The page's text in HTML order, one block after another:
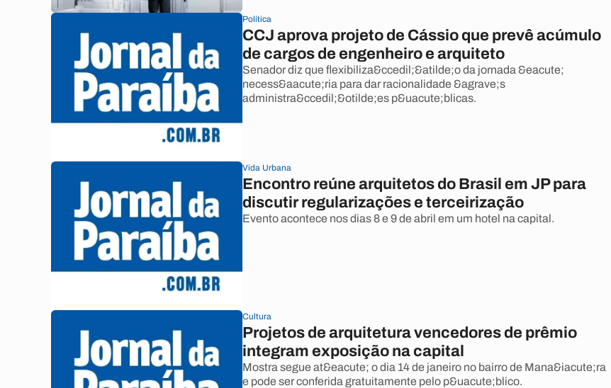
Política
CCJ aprova projeto de Cássio que prevê acúmulo
de cargos de engenheiro e arquiteto
Senador diz que flexibiliza&ccedil;&atilde;o da jornada &eacute;
necess&aacute;ria para dar racionalidade &agrave;s
administra&ccedil;&otilde;es p&uacute;blicas.
Vida Urbana
Encontro reúne arquitetos do Brasil em JP para
discutir regularizações e terceirização
Evento acontece nos dias 8 e 9 de abril em um hotel na capital.
Cultura
Projetos de arquitetura vencedores de prêmio
integram exposição na capital
Mostra segue at&eacute; o dia 14 de janeiro no bairro de Mana&iacute;ra
e pode ser conferida gratuitamente pelo p&uacute;blico.